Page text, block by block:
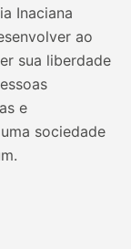
Inaciana
ao
sua liberdade
e
sociedade